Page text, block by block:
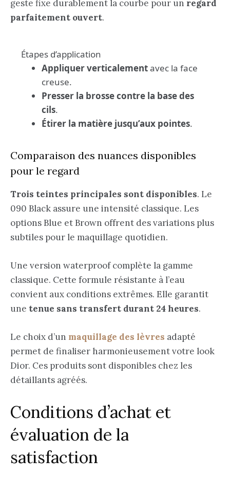
geste fixe durablement la courbe pour un regard
parfaitement ouvert.
Étapes d’application
Appliquer verticalementavec la face
creuse.
Presser la brosse contre la base des
cils.
Étirer la matière jusqu’aux pointes.
Comparaison des nuances disponibles
pour le regard
Trois teintes principales sont disponibles. Le
090 Black assure une intensité classique. Les
options Blue et Brown offrent des variations plus
subtiles pour le maquillage quotidien.
Une version waterproof complète la gamme
classique. Cette formule résistante à l’eau
convient aux conditions extrêmes. Elle garantit
une tenue sans transfert durant 24 heures.
Le choix d’un maquillage des lèvres adapté
permet de finaliser harmonieusement votre look
Dior. Ces produits sont disponibles chez les
détaillants agréés.
Conditions d’achat et
évaluation de la
satisfaction